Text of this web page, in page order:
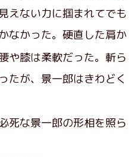
えない力に掴まれてでも
なかった。硬直した肩か
や膝は柔軟だった。斬ら
たが、景一郎はきわどく
死な景一郎の形相を照ら